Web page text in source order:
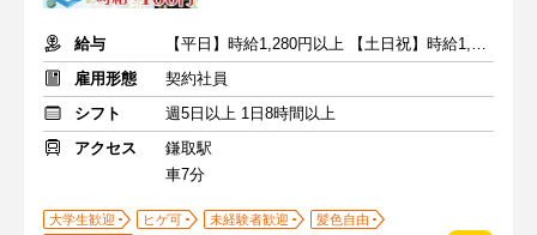
給与
【平日】時給1,280円以上 【土日祝】時給1,380円以上+交通費支給
雇用形態
契約社員
シフト
週5日以上 1日8時間以上
アクセス
鎌取駅
車7分
大学生歓迎 ヒゲ可 未経験者歓迎 髪色自由